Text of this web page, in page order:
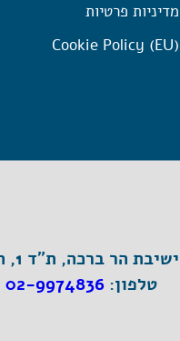
מדיניות פרטיות
Cookie Policy (EU)
ישיבת הר ברכה, ת"ד 1, הר ברכה מיקוד 4483500 |
טלפון:02-9974836